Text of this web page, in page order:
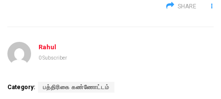
SHARE
Rahul
0 Subscriber
Category: பத்திரிகை கண்ணோட்டம்